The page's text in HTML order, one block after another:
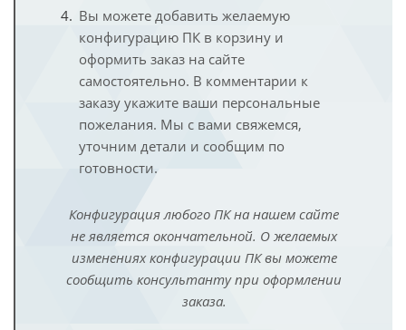
Вы можете добавить желаемую
конфигурацию ПК в корзину и
оформить заказ на сайте
самостоятельно. В комментарии к
заказу укажите ваши персональные
пожелания. Мы с вами свяжемся,
уточним детали и сообщим по
готовности.
Конфигурация любого ПК на нашем сайте
не является окончательной. О желаемых
изменениях конфигурации ПК вы можете
сообщить консультанту при оформлении
заказа.